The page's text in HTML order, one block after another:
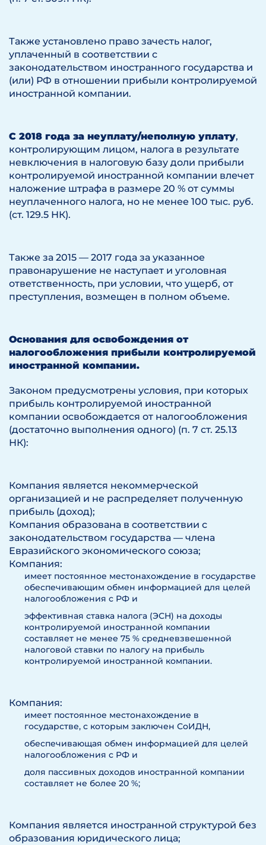
Также установлено право зачесть налог,
уплаченный в соответствии с
законодательством иностранного государства и
(или) РФ в отношении прибыли контролируемой
иностранной компании.
С 2018 года за неуплату/неполную уплату,
контролирующим лицом, налога в результате
невключения в налоговую базу доли прибыли
контролируемой иностранной компании влечет
наложение штрафа в размере 20 % от суммы
неуплаченного налога, но не менее 100 тыс. руб.
(ст. 129.5 НК).
Также за 2015 — 2017 года за указанное
правонарушение не наступает и уголовная
ответственность, при условии, что ущерб, от
преступления, возмещен в полном объеме.
Основания для освобождения от
налогообложения прибыли контролируемой
иностранной компании.
Законом предусмотрены условия, при которых
прибыль контролируемой иностранной
компании освобождается от налогообложения
(достаточно выполнения одного) (п. 7 ст. 25.13
НК):
Компания является некоммерческой
организацией и не распределяет полученную
прибыль (доход);
Компания образована в соответствии с
законодательством государства — члена
Евразийского экономического союза;
Компания:
имеет постоянное местонахождение в государстве
обеспечивающим обмен информацией для целей
налогообложения с РФ и
эффективная ставка налога (ЭСН) на доходы
контролируемой иностранной компании
составляет не менее 75 % средневзвешенной
налоговой ставки по налогу на прибыль
контролируемой иностранной компании.
Компания:
имеет постоянное местонахождение в
государстве, с которым заключен СоИДН,
обеспечивающая обмен информацией для целей
налогообложения с РФ и
доля пассивных доходов иностранной компании
составляет не более 20 %;
Компания является иностранной структурой без
образования юридического лица;